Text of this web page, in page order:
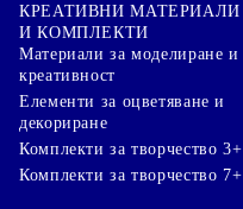
КРЕАТИВНИ МАТЕРИАЛИ
И КОМПЛЕКТИ
Mатериали за моделиране и
креативност
Елементи за оцветяване и
декориране
Комплекти за творчество 3+
Комплекти за творчество 7+